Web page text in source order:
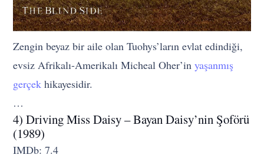
Zengin beyaz bir aile olan Tuohys’ların evlat edindiği,
evsiz Afrikalı-Amerikalı Micheal Oher’inyaşanmış
gerçek hikayesidir.
…
4) Driving Miss Daisy – Bayan Daisy’nin Şoförü
(1989)
IMDb: 7.4